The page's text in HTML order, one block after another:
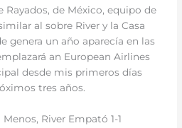
de México, equipo de
al sobre River y la Casa
genera un año aparecía en las
an European Airlines
desde mis primeros días
tres años.
River Empató 1-1